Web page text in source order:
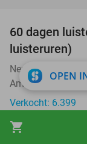
shopping_cart
60 dagen
luisteruren)
Nextory
Amsterdam
Verkocht: 6.399
OPEN